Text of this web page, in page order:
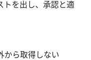
トを出し、承認と適
から取得しない